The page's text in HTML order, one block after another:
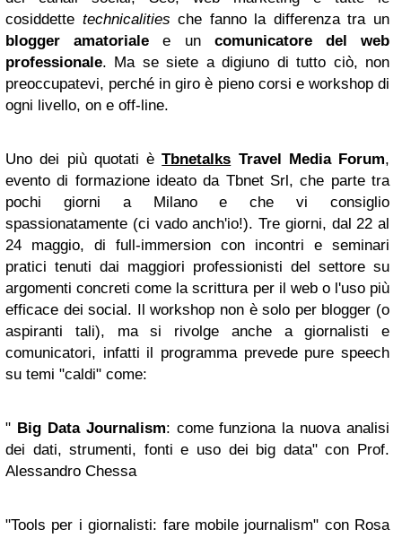
cosiddette technicalities che fanno la differenza tra un
blogger amatorialee un comunicatore del web
professionale. Ma se siete a digiuno di tutto ciò, non
preoccupatevi, perché in giro è pieno corsi e workshop di
ogni livello, on e off-line.
Uno dei più quotati èTbnetalks Travel Media Forum,
evento di formazione ideato da Tbnet Srl, che parte tra
pochi giorni a Milano e che vi consiglio
spassionatamente (ci vado anch'io!). Tre giorni, dal 22 al
24 maggio, di full-immersion con incontri e seminari
pratici tenuti dai maggiori professionisti del settore su
argomenti concreti come la scrittura per il web o l'uso più
efficace dei social. Il workshop non è solo per blogger (o
aspiranti tali), ma si rivolge anche a giornalisti e
comunicatori, infatti il programma prevede pure speech
su temi "caldi" come:
" Big Data Journalism: come funziona la nuova analisi
dei dati, strumenti, fonti e uso dei big data" con Prof.
Alessandro Chessa
"Tools per i giornalisti: fare mobile journalism" con Rosa